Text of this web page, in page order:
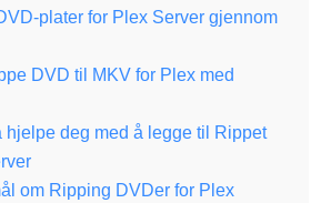
plater for Plex Server gjennom
DVD til MKV for Plex med
hjelpe deg med å legge til Rippet
om Ripping DVDer for Plex